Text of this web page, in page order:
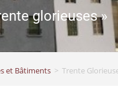
glorieuses »
et Bâtiments > Trente